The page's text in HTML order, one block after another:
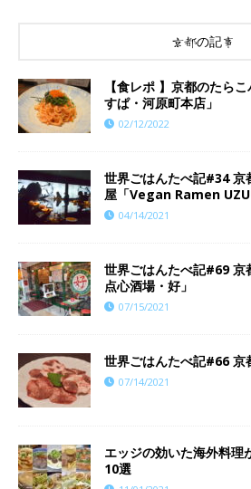
京都の記事
【食レポ 】京都のたら
すぱ・河原町本店」
02/12/2022
世界ごはんたべ記#34 京
屋「Vegan Ramen UZU
04/14/2021
世界ごはんたべ記#69 京
点心酒場・好」
07/15/2021
世界ごはんたべ記#66 京
07/14/2021
エッジの効いた海外料理
10選